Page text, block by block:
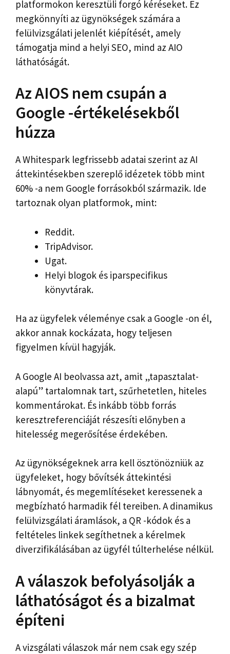
platformokon keresztüli forgó kéréseket. Ez
megkönnyíti az ügynökségek számára a
felülvizsgálati jelenlét kiépítését, amely
támogatja mind a helyi SEO, mind az AIO
láthatóságát.
Az AIOS nem csupán a
Google -értékelésekből
húzza
A Whitespark legfrissebb adatai szerint az AI
áttekintésekben szereplő idézetek több mint
60% -a nem Google forrásokból származik. Ide
tartoznak olyan platformok, mint:
Reddit.
TripAdvisor.
Ugat.
Helyi blogok és iparspecifikus
könyvtárak.
Ha az ügyfelek véleménye csak a Google -on él,
akkor annak kockázata, hogy teljesen
figyelmen kívül hagyják.
A Google AI beolvassa azt, amit „tapasztalat-
alapú” tartalomnak tart, szűrhetetlen, hiteles
kommentárokat. És inkább több forrás
keresztreferenciáját részesíti előnyben a
hitelesség megerősítése érdekében.
Az ügynökségeknek arra kell ösztönözniük az
ügyfeleket, hogy bővítsék áttekintési
lábnyomát, és megemlítéseket keressenek a
megbízható harmadik fél tereiben. A dinamikus
felülvizsgálati áramlások, a QR -kódok és a
feltételes linkek segíthetnek a kérelmek
diverzifikálásában az ügyfél túlterhelése nélkül.
A válaszok befolyásolják a
láthatóságot és a bizalmat
építeni
A vizsgálati válaszok már nem csak egy szép